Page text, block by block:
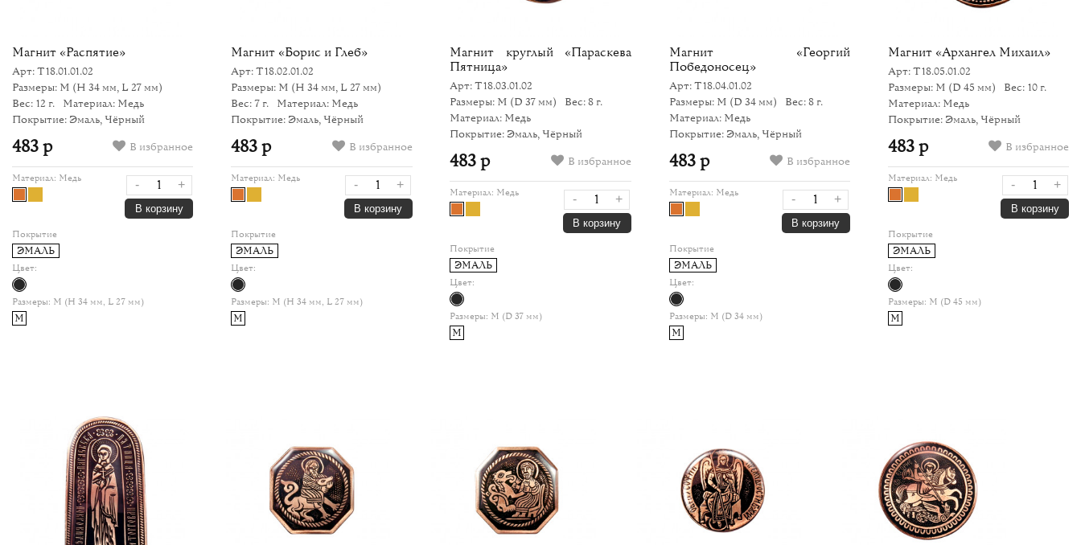
Магнит «Распятие»
Арт: Т18.01.01.02
Размеры: M (H 34 мм, L 27 мм)
Вес: 12 г.
Материал: Медь
Покрытие: Эмаль, Чёрный
В избранное
483 р
Материал: Медь - +
В корзину
Покрытие
ЭМАЛЬ
Цвет:
Размеры: M (H 34 мм, L 27 мм)
M
Магнит «Борис и Глеб»
Арт: Т18.02.01.02
Размеры: M (H 34 мм, L 27 мм)
Вес: 7 г.
Материал: Медь
Покрытие: Эмаль, Чёрный
В избранное
483 р
Материал: Медь - +
В корзину
Покрытие
ЭМАЛЬ
Цвет:
Размеры: M (H 34 мм, L 27 мм)
M
Магнит круглый «Параскева
Пятница»
Арт: Т18.03.01.02
Размеры: M (D 37 мм)
Вес: 8 г.
Материал: Медь
Покрытие: Эмаль, Чёрный
В избранное
483 р
Материал: Медь - +
В корзину
Покрытие
ЭМАЛЬ
Цвет:
Размеры: M (D 37 мм)
M
Магнит «Георгий
Победоносец»
Арт: Т18.04.01.02
Размеры: M (D 34 мм)
Вес: 8 г.
Материал: Медь
Покрытие: Эмаль, Чёрный
В избранное
483 р
Материал: Медь - +
В корзину
Покрытие
ЭМАЛЬ
Цвет:
Размеры: M (D 34 мм)
M
Магнит «Архангел Михаил»
Арт: Т18.05.01.02
Размеры: M (D 45 мм)
Вес: 10 г.
Материал: Медь
Покрытие: Эмаль, Чёрный
В избранное
483 р
Материал: Медь - +
В корзину
Покрытие
ЭМАЛЬ
Цвет:
Размеры: M (D 45 мм)
M